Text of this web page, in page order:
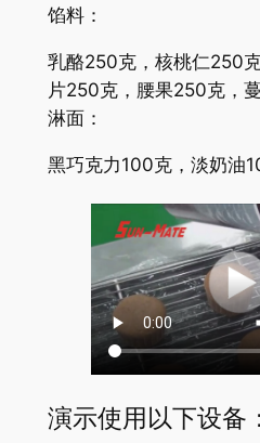
馅料：
乳酪250克，核桃仁250
片250克，腰果250克，
淋面：
黑巧克力100克，淡奶油
演示使用以下设备：